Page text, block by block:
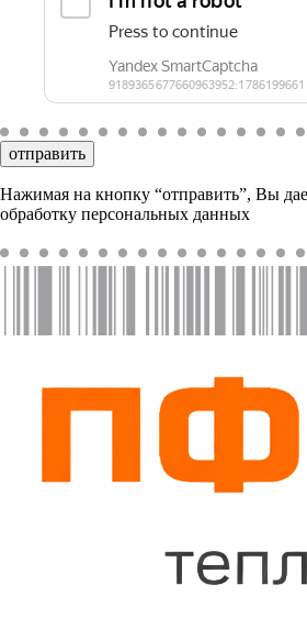
отправить
Нажимая на кнопку “отправить”, Вы
обработку персональных данных